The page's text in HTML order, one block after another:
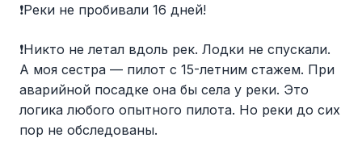
❗️Реки не пробивали 16 дней!
❗️Никто не летал вдоль рек. Лодки не спускали.
А моя сестра — пилот с 15-летним стажем. При
аварийной посадке она бы села у реки. Это
логика любого опытного пилота. Но реки до сих
пор не обследованы.